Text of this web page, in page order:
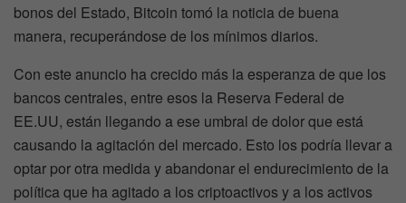
bonos del Estado, Bitcoin tomó la noticia de buena
manera, recuperándose de los mínimos diarios.
Con este anuncio ha crecido más la esperanza de que los
bancos centrales, entre esos la Reserva Federal de
EE.UU, están llegando a ese umbral de dolor que está
causando la agitación del mercado. Esto los podría llevar a
optar por otra medida y abandonar el endurecimiento de la
política que ha agitado a los criptoactivos y a los activos